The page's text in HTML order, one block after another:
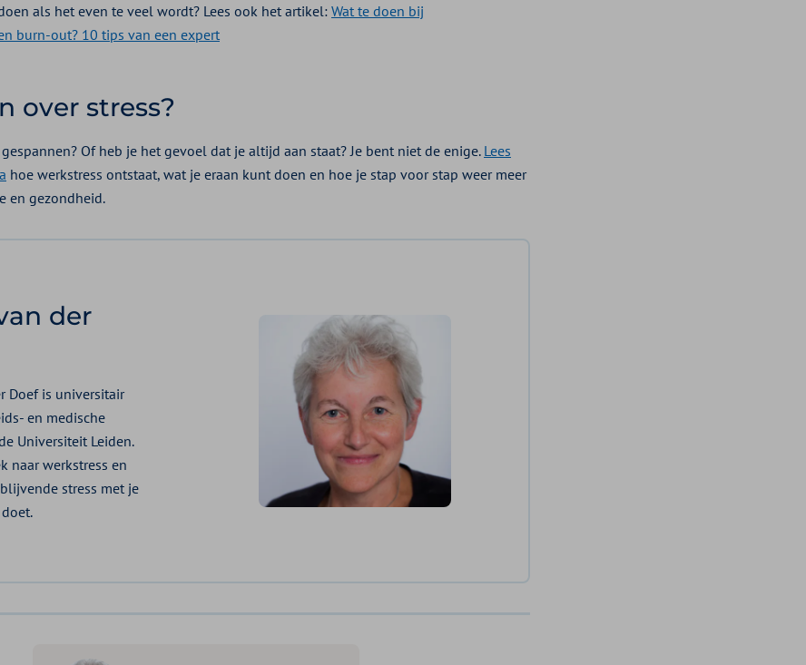
als het even te veel wordt? Lees ook het artikel: Wat te doen bij
burn-out? 10 tips van een expert
over stress?
Of heb je het gevoel dat je altijd aan staat? Je bent niet de enige. Lees
hoe werkstress ontstaat, wat je eraan kunt doen en hoe je stap voor stap weer meer
en gezondheid.
der
Doef is universitair
en medische
Universiteit Leiden.
naar werkstress en
stress met je